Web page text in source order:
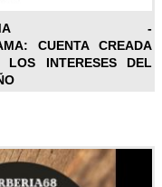
-
CUENTA CREADA
LOS INTERESES DEL